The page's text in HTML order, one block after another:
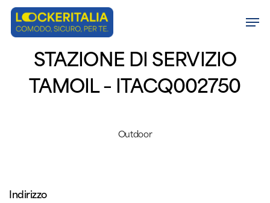
Skip
contentSTAZIONE DI SERVIZIO
TAMOIL – ITACQ002750
Outdoor
Indirizzo